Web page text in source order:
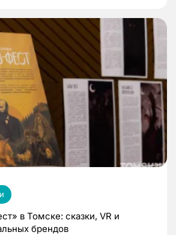
в Томске: сказки, VR и
брендов